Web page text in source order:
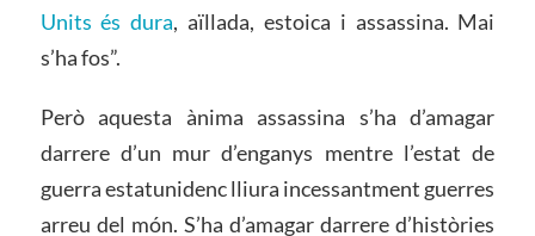
Units és dura, aïllada, estoica i assassina. Mai
s’ha fos”.
Però aquesta ànima assassina s’ha d’amagar
darrere d’un mur d’enganys mentre l’estat de
guerra estatunidenc lliura incessantment guerres
arreu del món. S’ha d’amagar darrere d’històries